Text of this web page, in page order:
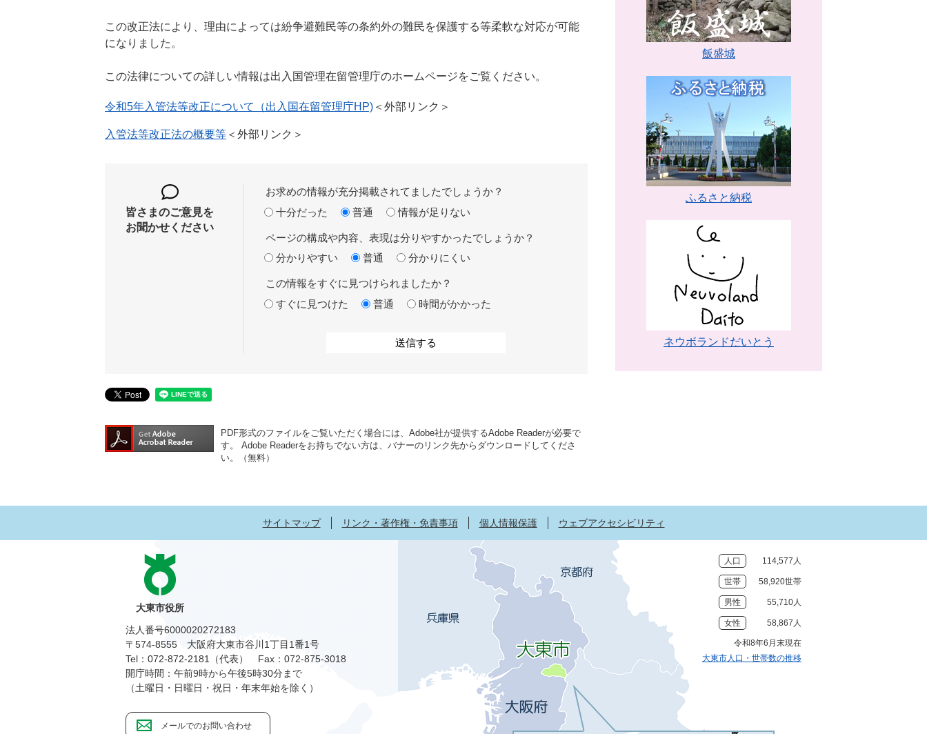
この改正法により、理由によっては紛争避難民等の条約外の難民を保護する等柔軟な対応が可能
になりました。
この法律についての詳しい情報は出入国管理在留管理庁のホームページをご覧ください。
令和5年入管法等改正について（出入国在留管理庁HP) ＜外部リンク＞
入管法等改正法の概要等 ＜外部リンク＞
皆さまのご意見を
お聞かせください
お求めの情報が充分掲載されてましたでしょうか？
十分だった
普通 情報が足りない
ページの構成や内容、表現は分りやすかったでしょうか？
分かりやすい
普通 分かりにくい
この情報をすぐに見つけられましたか？
すぐに見つけた
普通 時間がかかった
PDF形式のファイルをご覧いただく場合には、Adobe社が提供するAdobe Readerが必要で
す。
Adobe Readerをお持ちでない方は、バナーのリンク先からダウンロードしてくださ
い。（無料）
飯盛城
ふるさと納税
ネウボランドだいとう
サイトマップ リンク・著作権・免責事項 個人情報保護 ウェブアクセシビリティ
人口 114,577人
世帯 58,920世帯
男性 55,710人
女性 58,867人
令和8年6月末現在
大東市人口・世帯数の推移
大東市役所
法人番号6000020272183
〒574-8555 大阪府大東市谷川1丁目1番1号
Tel：072-872-2181（代表）
Fax：072-875-3018
開庁時間：午前9時から午後5時30分まで
（土曜日・日曜日・祝日・年末年始を除く）
メールでのお問い合わせ